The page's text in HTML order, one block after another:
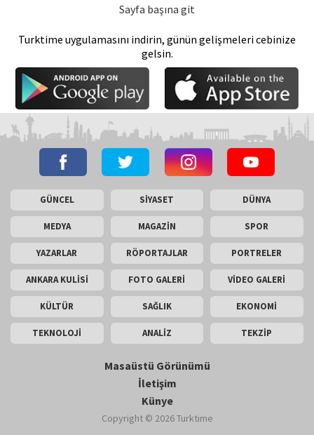
Sayfa başına git
Turktime uygulamasını indirin, günün gelişmeleri cebinize
gelsin.
GÜNCEL SİYASET DÜNYA
MEDYA MAGAZİN SPOR
YAZARLAR RÖPORTAJLAR PORTRELER
ANKARA KULİSİ FOTO GALERİ VİDEO GALERİ
KÜLTÜR SAĞLIK EKONOMİ
TEKNOLOJİ ANALİZ TEKZİP
Masaüstü Görünümü
İletişim
Künye
Copyright © 2026 Turktime